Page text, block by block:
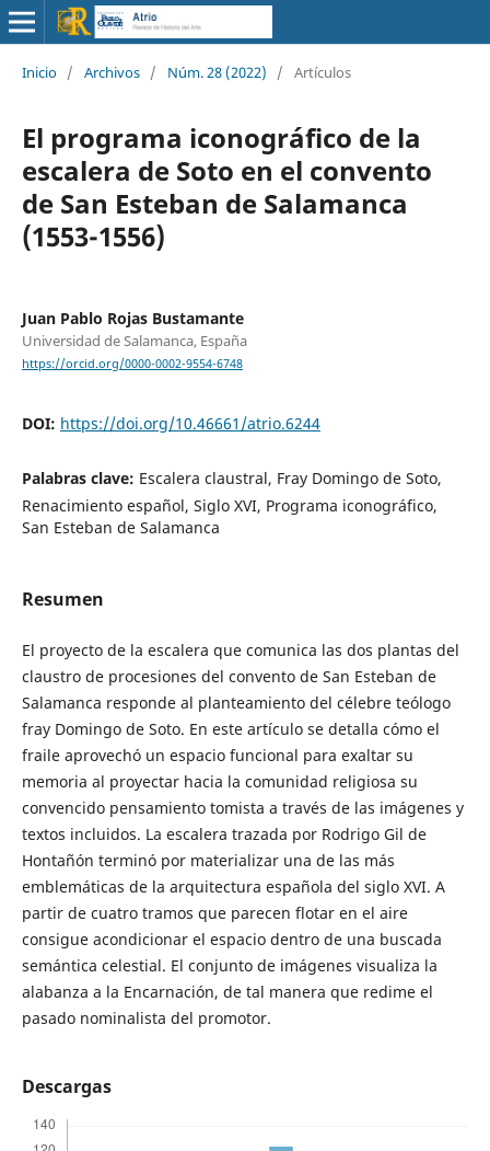
Inicio / Archivos / Núm. 28 (2022) / Artículos
El programa iconográfico de la
escalera de Soto en el convento
de San Esteban de Salamanca
(1553-1556)
Juan Pablo Rojas Bustamante
Universidad de Salamanca, España
https://orcid.org/0000-0002-9554-6748
DOI: https://doi.org/10.46661/atrio.6244
Palabras clave: Escalera claustral, Fray Domingo de Soto,
Renacimiento español, Siglo XVI, Programa iconográfico,
San Esteban de Salamanca
Resumen
El proyecto de la escalera que comunica las dos plantas del
claustro de procesiones del convento de San Esteban de
Salamanca responde al planteamiento del célebre teólogo
fray Domingo de Soto. En este artículo se detalla cómo el
fraile aprovechó un espacio funcional para exaltar su
memoria al proyectar hacia la comunidad religiosa su
convencido pensamiento tomista a través de las imágenes y
textos incluidos. La escalera trazada por Rodrigo Gil de
Hontañón terminó por materializar una de las más
emblemáticas de la arquitectura española del siglo XVI. A
partir de cuatro tramos que parecen flotar en el aire
consigue acondicionar el espacio dentro de una buscada
semántica celestial. El conjunto de imágenes visualiza la
alabanza a la Encarnación, de tal manera que redime el
pasado nominalista del promotor.
Descargas